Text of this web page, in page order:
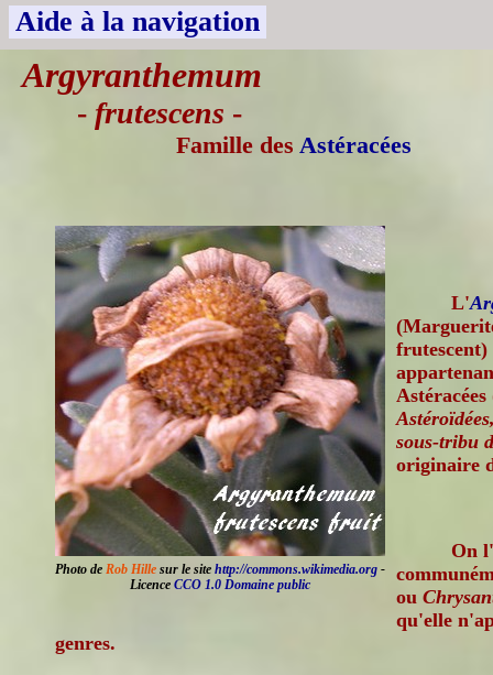
Aide à la navigation
Argyranthemum
- frutescens -
Famille des Astéracées
Photo de Rob Hille sur le site http://commons.wikimedia.org -
Licence CCO 1.0 Domaine public
L'
frutescent)
Astéracées
sous-tribu
originaire
On
ou
qu'elle
genres.